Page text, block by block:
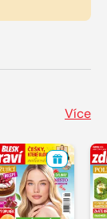
Více